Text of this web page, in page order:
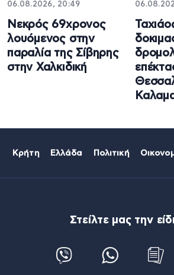
06.08.2026, 20:49
Νεκρός 69χρονος
λουόμενος στην
παραλία της Σίβηρης
στην Χαλκιδική
Κρήτη Ελλάδα Πολιτική
Στείλτε μας την